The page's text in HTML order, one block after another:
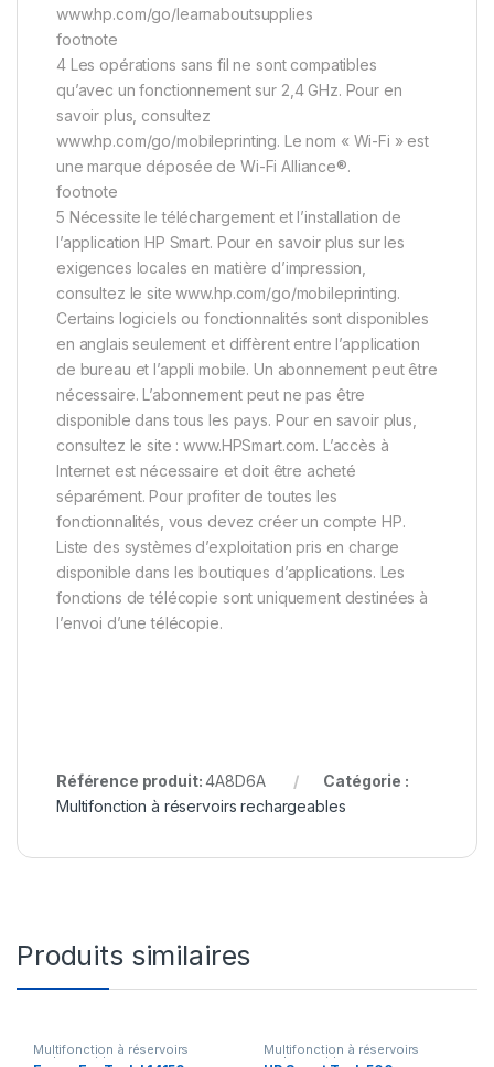
www.hp.com/go/learnaboutsupplies
footnote
4 Les opérations sans fil ne sont compatibles
qu’avec un fonctionnement sur 2,4 GHz. Pour en
savoir plus, consultez
www.hp.com/go/mobileprinting. Le nom « Wi-Fi » est
une marque déposée de Wi-Fi Alliance®.
footnote
5 Nécessite le téléchargement et l’installation de
l’application HP Smart. Pour en savoir plus sur les
exigences locales en matière d’impression,
consultez le site www.hp.com/go/mobileprinting.
Certains logiciels ou fonctionnalités sont disponibles
en anglais seulement et diffèrent entre l’application
de bureau et l’appli mobile. Un abonnement peut être
nécessaire. L’abonnement peut ne pas être
disponible dans tous les pays. Pour en savoir plus,
consultez le site : www.HPSmart.com. L’accès à
Internet est nécessaire et doit être acheté
séparément. Pour profiter de toutes les
fonctionnalités, vous devez créer un compte HP.
Liste des systèmes d’exploitation pris en charge
disponible dans les boutiques d’applications. Les
fonctions de télécopie sont uniquement destinées à
l’envoi d’une télécopie.
Référence produit:4A8D6A
Catégorie :
Multifonction à réservoirs rechargeables
Produits similaires
Multifonction à réservoirs
rechargeables
Multifonction à réservoirs
rechargeables